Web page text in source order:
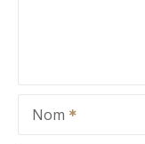
Nom